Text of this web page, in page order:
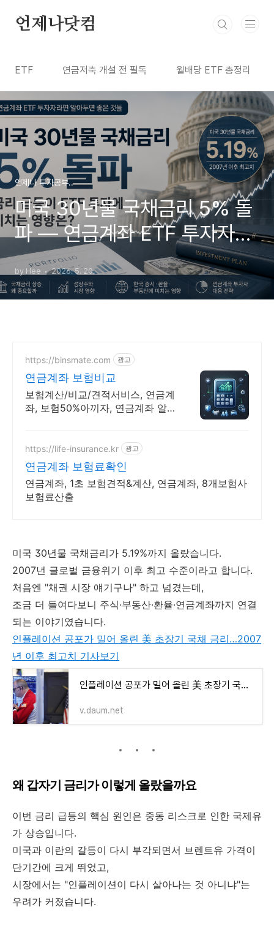
언제나닷컴
ETF 연금저축 개설 전 필독 월배당 ETF 총정리
언제나 투자공부..
미국 30년물 국채금리 5% 돌
파 — 연금계좌 ETF 투자자라
면 알아두면 좋은 것들
by Hee 2026. 5. 20.
https://binsmate.com 광고
연금계좌 보험비교
보험계산/비교/견적서비스, 연금계
좌, 보험50%아끼자, 연금계좌 알
https://life-insurance.kr 광고
연금계좌 보험료확인
연금계좌, 1초 보험견적&계산, 연금계좌, 8개보험사
보험료산출
미국 30년물 국채금리가 5.19%까지 올랐습니다.
2007년 글로벌 금융위기 이후 최고 수준이라고 합니다.
처음엔 "채권 시장 얘기구나" 하고 넘겼는데,
조금 더 들여다보니 주식·부동산·환율·연금계좌까지 연결
되는 이야기였습니다.
인플레이션 공포가 밀어 올린 美 초장기 국채 금리…2007
년 이후 최고치 기사보기
인플레이션 공포가 밀어 올린 美 초장기 국채 금리…2007년 이후 최고치
v.daum.net
왜 갑자기 금리가 이렇게 올랐을까요
이번 금리 급등의 핵심 원인은 중동 리스크로 인한 국제유
가 상승입니다.
미국과 이란의 갈등이 다시 부각되면서 브렌트유 가격이
단기간에 크게 뛰었고,
시장에서는 "인플레이션이 다시 살아나는 것 아니냐"는
우려가 커졌습니다.